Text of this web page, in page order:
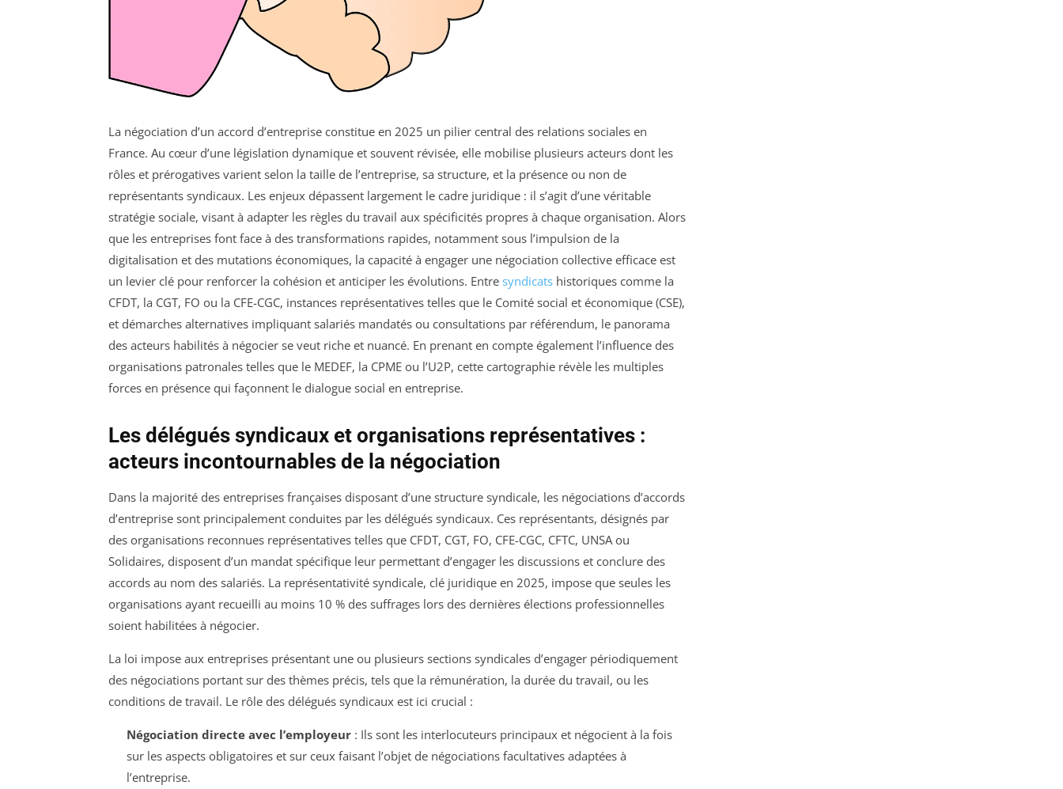
La négociation d’un accord d’entreprise constitue en 2025 un pilier central des relations sociales en
France. Au cœur d’une législation dynamique et souvent révisée, elle mobilise plusieurs acteurs dont les
rôles et prérogatives varient selon la taille de l’entreprise, sa structure, et la présence ou non de
représentants syndicaux. Les enjeux dépassent largement le cadre juridique : il s’agit d’une véritable
stratégie sociale, visant à adapter les règles du travail aux spécificités propres à chaque organisation. Alors
que les entreprises font face à des transformations rapides, notamment sous l’impulsion de la
digitalisation et des mutations économiques, la capacité à engager une négociation collective efficace est
un levier clé pour renforcer la cohésion et anticiper les évolutions. Entre syndicats historiques comme la
CFDT, la CGT, FO ou la CFE-CGC, instances représentatives telles que le Comité social et économique (CSE),
et démarches alternatives impliquant salariés mandatés ou consultations par référendum, le panorama
des acteurs habilités à négocier se veut riche et nuancé. En prenant en compte également l’influence des
organisations patronales telles que le MEDEF, la CPME ou l’U2P, cette cartographie révèle les multiples
forces en présence qui façonnent le dialogue social en entreprise.
Les délégués syndicaux et organisations représentatives :
acteurs incontournables de la négociation
Dans la majorité des entreprises françaises disposant d’une structure syndicale, les négociations d’accords
d’entreprise sont principalement conduites par les délégués syndicaux. Ces représentants, désignés par
des organisations reconnues représentatives telles que CFDT, CGT, FO, CFE-CGC, CFTC, UNSA ou
Solidaires, disposent d’un mandat spécifique leur permettant d’engager les discussions et conclure des
accords au nom des salariés. La représentativité syndicale, clé juridique en 2025, impose que seules les
organisations ayant recueilli au moins 10 % des suffrages lors des dernières élections professionnelles
soient habilitées à négocier.
La loi impose aux entreprises présentant une ou plusieurs sections syndicales d’engager périodiquement
des négociations portant sur des thèmes précis, tels que la rémunération, la durée du travail, ou les
conditions de travail. Le rôle des délégués syndicaux est ici crucial :
Négociation directe avec l’employeur: Ils sont les interlocuteurs principaux et négocient à la fois
sur les aspects obligatoires et sur ceux faisant l’objet de négociations facultatives adaptées à
l’entreprise.